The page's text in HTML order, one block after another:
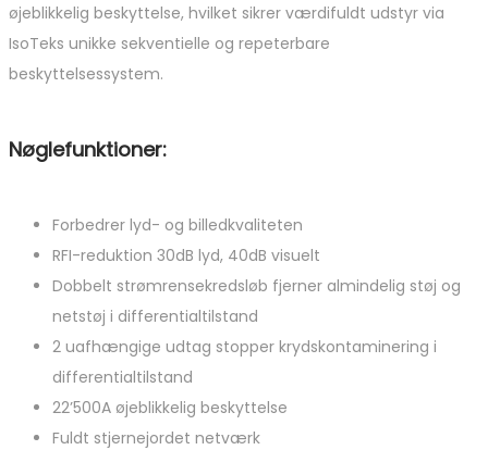
øjeblikkelig beskyttelse, hvilket sikrer værdifuldt udstyr via
IsoTeks unikke sekventielle og repeterbare
beskyttelsessystem.
Nøglefunktioner:
Forbedrer lyd- og billedkvaliteten
RFI-reduktion 30dB lyd, 40dB visuelt
Dobbelt strømrensekredsløb fjerner almindelig støj og
netstøj i differentialtilstand
2 uafhængige udtag stopper krydskontaminering i
differentialtilstand
22’500A øjeblikkelig beskyttelse
Fuldt stjernejordet netværk